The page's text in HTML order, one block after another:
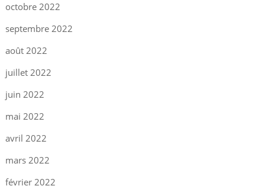
octobre 2022
septembre 2022
août 2022
juillet 2022
juin 2022
mai 2022
avril 2022
mars 2022
février 2022